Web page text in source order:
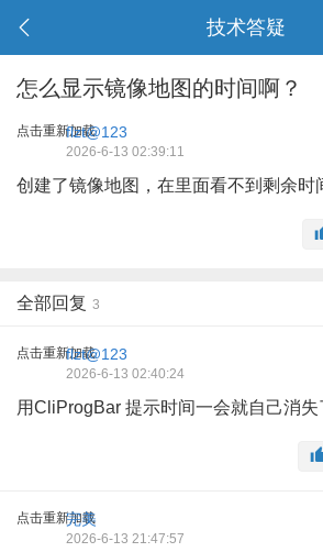
技术答疑
怎么显示镜像地图的时间啊？
点击重新加载flzt@123
2026-6-13 02:39:11
创建了镜像地图 ，在里面看不到剩余时
全部回复 3
点击重新加载flzt@123
2026-6-13 02:40:24
用CliProgBar 提示时间一会就自己消失
点击重新加载
完美
2026-6-13 21:47:57